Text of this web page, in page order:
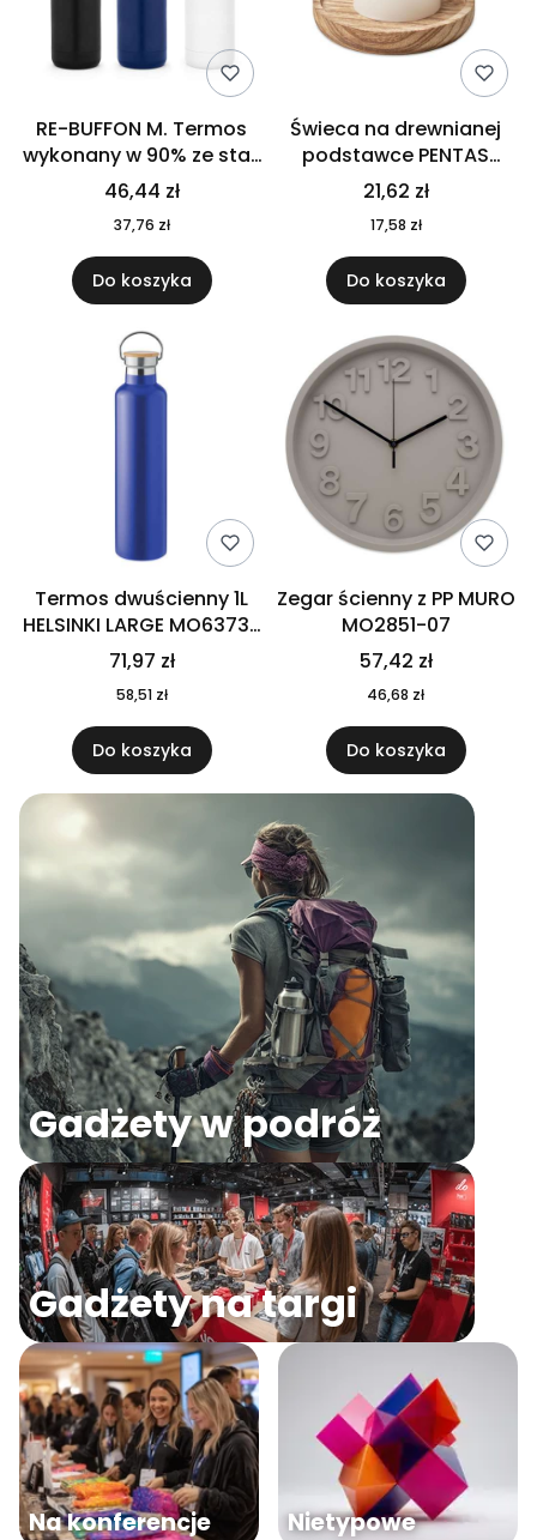
RE-BUFFON M. Termos
wykonany w 90% ze stali
nierdzewnej
pochodzącej z
recyklingu 520 ml 94294
46,44 zł
37,76 zł
Do koszyka
Świeca na drewnianej
podstawce PENTAS
MO6282-40
21,62 zł
17,58 zł
Do koszyka
Termos dwuścienny 1L
HELSINKI LARGE MO6373-
04
71,97 zł
58,51 zł
Do koszyka
Zegar ścienny z PP MURO
MO2851-07
57,42 zł
46,68 zł
Do koszyka
Gadżety w podróż
Gadżety na targi
Na konferencje Nietypowe